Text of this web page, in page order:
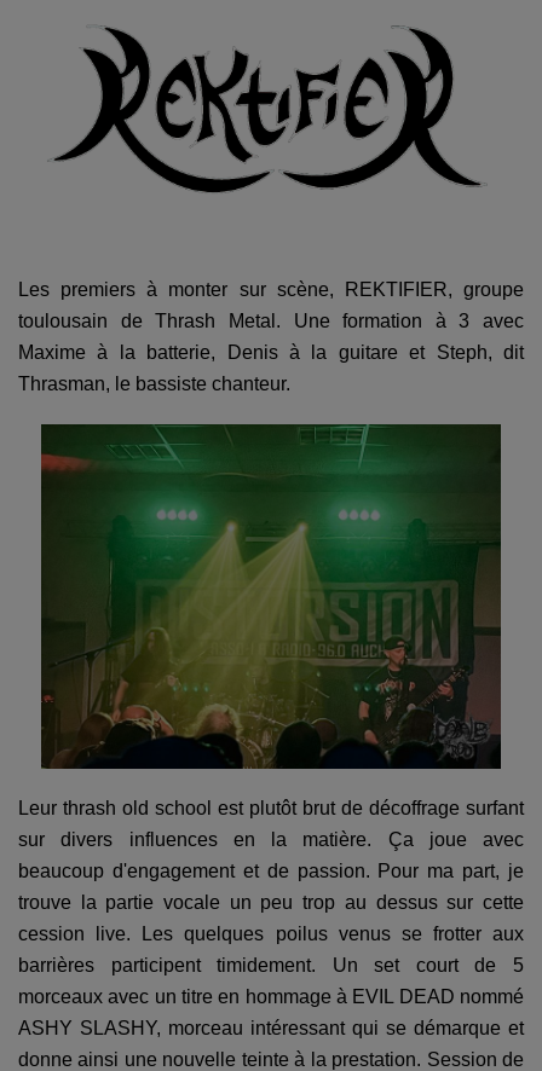
Les premiers à monter sur scène, REKTIFIER, groupe
toulousain de Thrash Metal. Une formation à 3 avec
Maxime à la batterie, Denis à la guitare et Steph, dit
Thrasman, le bassiste chanteur.
Leur thrash old school est plutôt brut de décoffrage surfant
sur divers influences en la matière. Ça joue avec
beaucoup d'engagement et de passion. Pour ma part, je
trouve la partie vocale un peu trop au dessus sur cette
cession live. Les quelques poilus venus se frotter aux
barrières participent timidement. Un set court de 5
morceaux avec un titre en hommage à EVIL DEAD nommé
ASHY SLASHY, morceau intéressant qui se démarque et
donne ainsi une nouvelle teinte à la prestation. Session de